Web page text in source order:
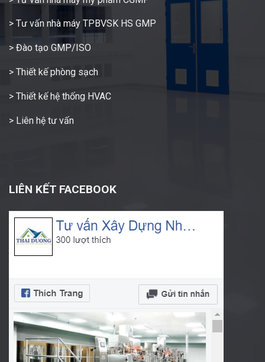
> Tư vấn nhà máy TPBVSK HS GMP
> Đào tạo GMP/ISO
> Thiết kế phòng sạch
> Thiết kế hệ thống HVAC
> Liên hệ tư vấn
LIÊN KẾT FACEBOOK